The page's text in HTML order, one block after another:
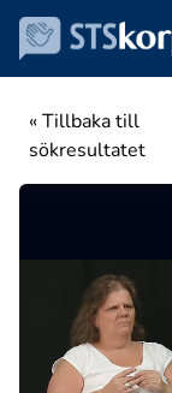
« Tillbaka till
sökresultatet